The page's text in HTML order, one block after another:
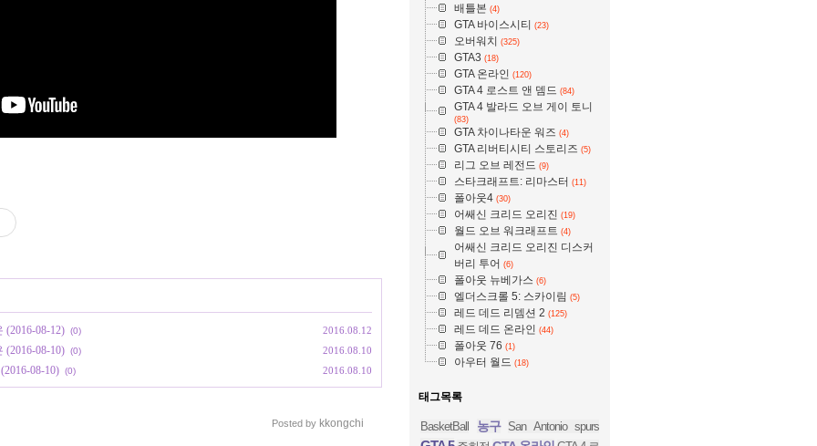
(2016-08-12) (0) 2016.08.12
(2016-08-10) (0) 2016.08.10
08-10) (0) 2016.08.10
Posted by kkongchi
배틀본 (4)
GTA 바이스시티 (23)
오버워치 (325)
GTA3 (18)
GTA 온라인 (120)
GTA 4 로스트 앤 뎀드 (84)
GTA 4 발라드 오브 게이 토니
(83)
GTA 차이나타운 워즈 (4)
GTA 리버티시티 스토리즈 (5)
리그 오브 레전드 (9)
스타크래프트: 리마스터 (11)
폴아웃4 (30)
어쌔신 크리드 오리진 (19)
월드 오브 워크래프트 (4)
어쌔신 크리드 오리진 디스커
버리 투어 (6)
폴아웃 뉴베가스 (6)
엘더스크롤 5: 스카이림 (5)
레드 데드 리뎀션 2 (125)
레드 데드 온라인 (44)
폴아웃 76 (1)
아우터 월드 (18)
태그목록
BasketBall 농구 San Antonio spurs